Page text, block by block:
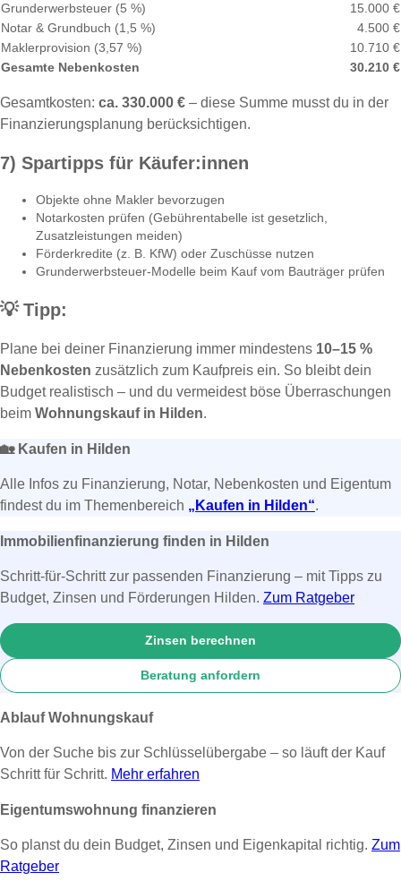
Grunderwerbsteuer (5 %)
15.000 €
Notar & Grundbuch (1,5 %)
4.500 €
Maklerprovision (3,57 %)
10.710 €
Gesamte Nebenkosten
30.210 €
Gesamtkosten: ca. 330.000 € – diese Summe musst du in der
Finanzierungsplanung berücksichtigen.
7) Spartipps für Käufer:innen
Objekte ohne Makler bevorzugen
Notarkosten prüfen (Gebührentabelle ist gesetzlich,
Zusatzleistungen meiden)
Förderkredite (z. B. KfW) oder Zuschüsse nutzen
Grunderwerbsteuer-Modelle beim Kauf vom Bauträger prüfen
💡Tipp:
Plane bei deiner Finanzierung immer mindestens 10–15 %
Nebenkosten zusätzlich zum Kaufpreis ein. So bleibt dein
Budget realistisch – und du vermeidest böse Überraschungen
beim Wohnungskauf in Hilden.
🏡 Kaufen in Hilden
Alle Infos zu Finanzierung, Notar, Nebenkosten und Eigentum
findest du im Themenbereich „Kaufen in Hilden“.
Immobilienfinanzierung finden in Hilden
Schritt-für-Schritt zur passenden Finanzierung – mit Tipps zu
Budget, Zinsen und Förderungen Hilden. Zum Ratgeber
Zinsen berechnen
Beratung anfordern
Ablauf Wohnungskauf
Von der Suche bis zur Schlüsselübergabe – so läuft der Kauf
Schritt für Schritt. Mehr erfahren
Eigentumswohnung finanzieren
So planst du dein Budget, Zinsen und Eigenkapital richtig. Zum
Ratgeber